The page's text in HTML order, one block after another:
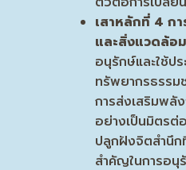
เสาหลักที่ 4 ก
และสิ่งแวดล้อ
อนุรักษ์และใช้ปร
ทรัพยากรธรร
การส่งเสริมพลั
อย่างเป็นมิตรต่
ปลูกฝังจิตสำนึก
สำคัญในการอนุ